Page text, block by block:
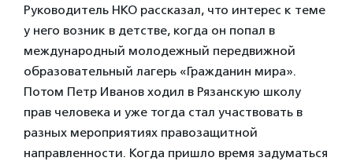
Руководитель НКО рассказал, что интерес к теме
у него возник в детстве, когда он попал в
международный молодежный передвижной
образовательный лагерь «Гражданин мира».
Потом Петр Иванов ходил в Рязанскую школу
прав человека и уже тогда стал участвовать в
разных мероприятиях правозащитной
направленности. Когда пришло время задуматься